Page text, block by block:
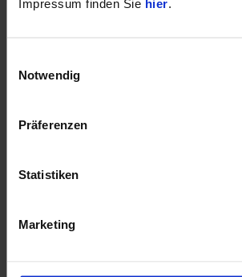
Impressum finden Sie hier
Notwendig
Präferenzen
Statistiken
Marketing